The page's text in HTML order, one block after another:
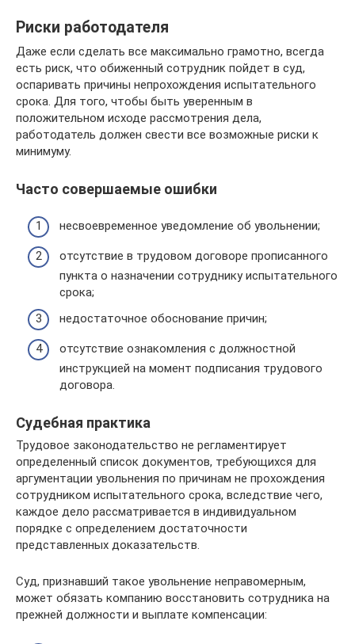
Риски работодателя
Даже если сделать все максимально грамотно, всегда
есть риск, что обиженный сотрудник пойдет в суд,
оспаривать причины непрохождения испытательного
срока. Для того, чтобы быть уверенным в
положительном исходе рассмотрения дела,
работодатель должен свести все возможные риски к
минимуму.
Часто совершаемые ошибки
несвоевременное уведомление об увольнении;
отсутствие в трудовом договоре прописанного
пункта о назначении сотруднику испытательного
срока;
недостаточное обоснование причин;
отсутствие ознакомления с должностной
инструкцией на момент подписания трудового
договора.
Судебная практика
Трудовое законодательство не регламентирует
определенный список документов, требующихся для
аргументации увольнения по причинам не прохождения
сотрудником испытательного срока, вследствие чего,
каждое дело рассматривается в индивидуальном
порядке с определением достаточности
представленных доказательств.
Суд, признавший такое увольнение неправомерным,
может обязать компанию восстановить сотрудника на
прежней должности и выплате компенсации: